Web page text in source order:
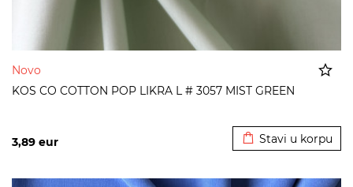
Novo
KOS CO COTTON POP LIKRA L # 3057 MIST GREEN
3,89 eur Stavi u korpu